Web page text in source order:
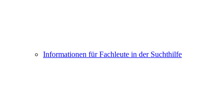
Informationen für Fachleute in der Suchthilfe